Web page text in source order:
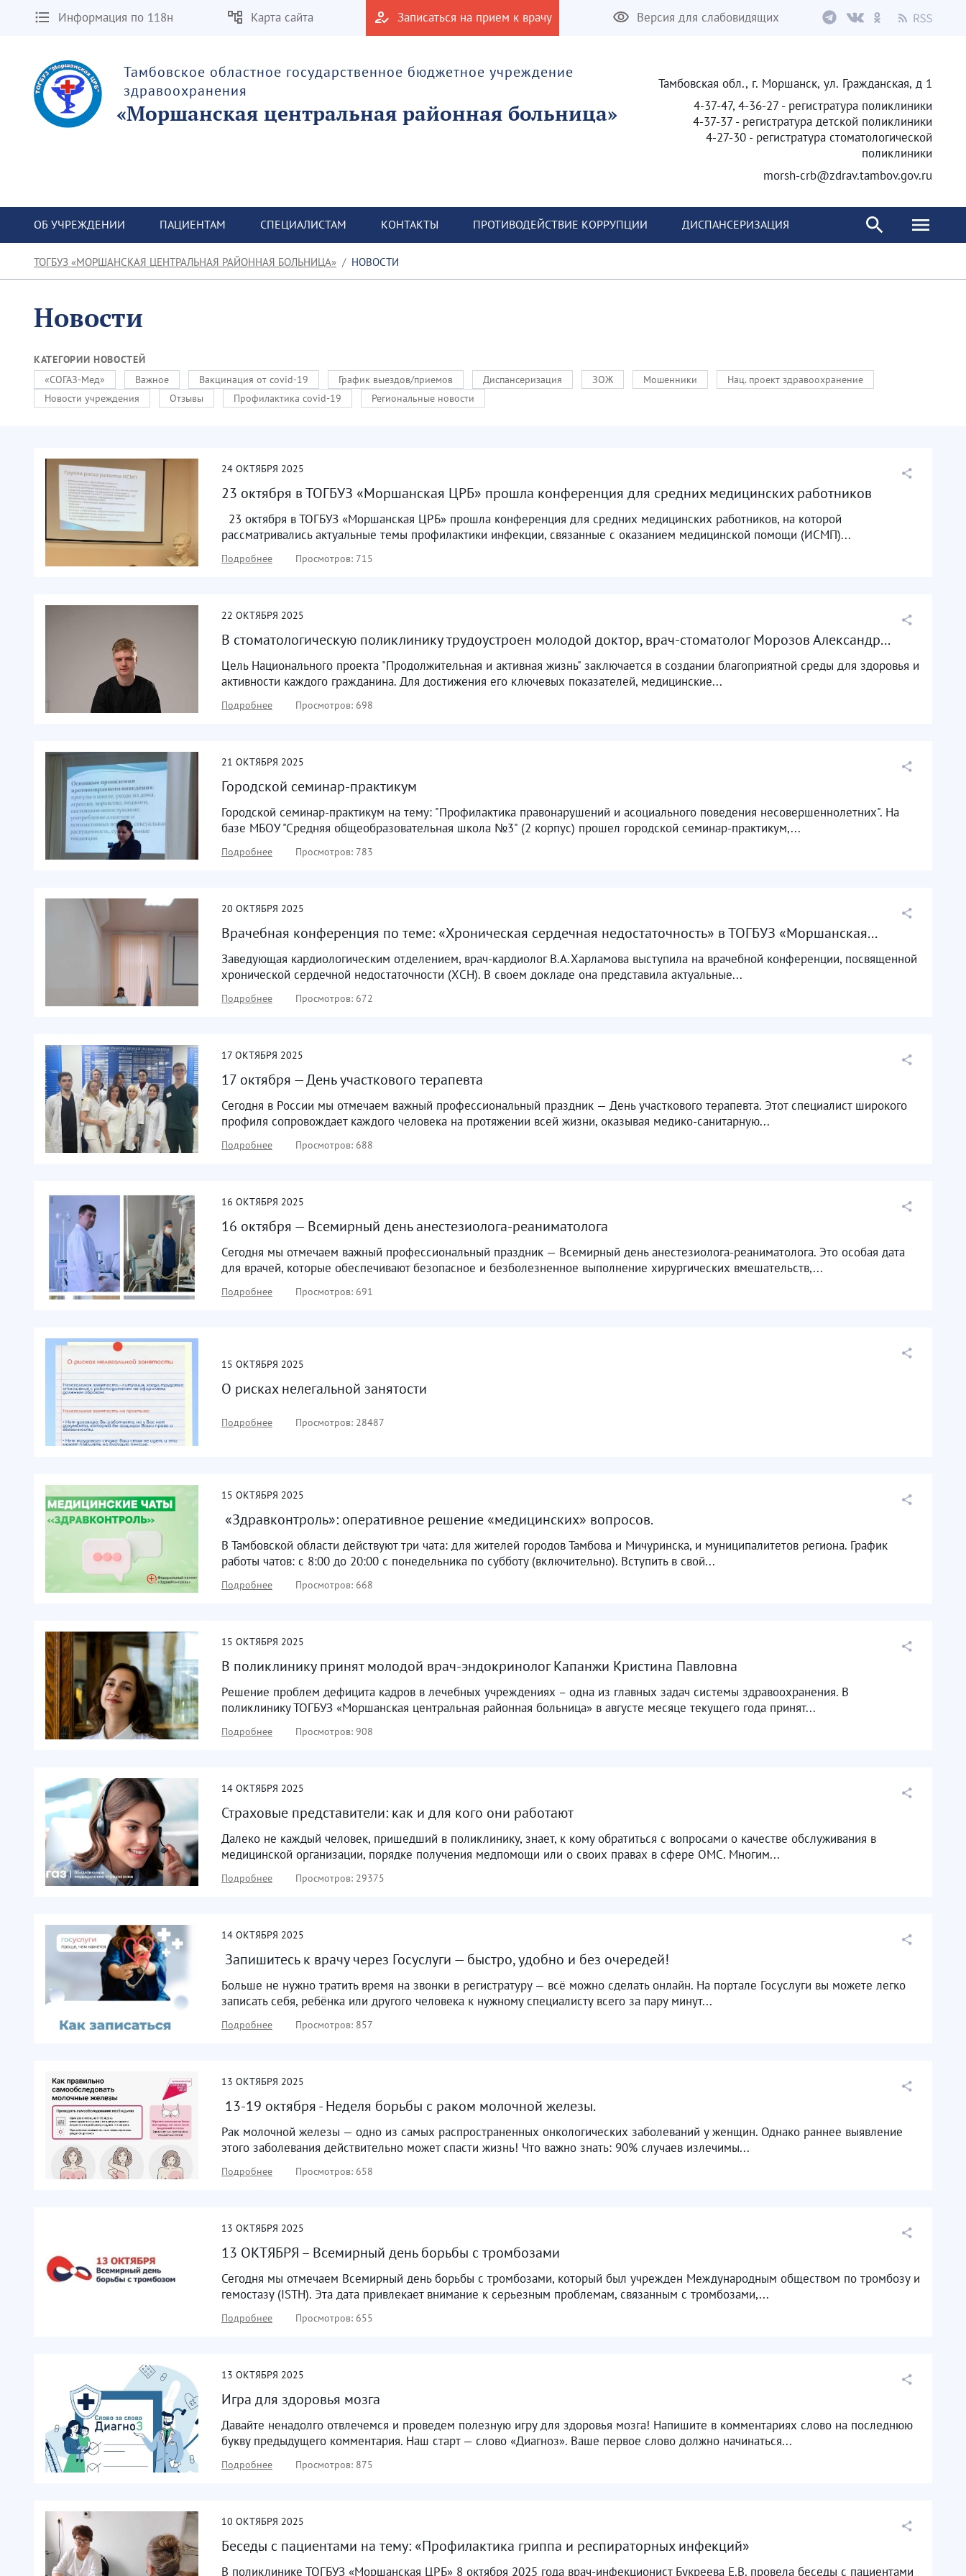
Информация по 118н Карта сайта Записаться на прием к врачу Версия для слабовидящих
Тамбовское областное государственное бюджетное учреждение
здравоохранения
«Моршанская центральная районная больница»
Тамбовская обл., г. Моршанск, ул. Гражданская, д 1
4-37-47, 4-36-27 - регистратура поликлиники
4-37-37 - регистратура детской поликлиники
4-27-30 - регистратура стоматологической
поликлиники
morsh-crb@zdrav.tambov.gov.ru
ОБ УЧРЕЖДЕНИИ ПАЦИЕНТАМ СПЕЦИАЛИСТАМ КОНТАКТЫ ПРОТИВОДЕЙСТВИЕ КОРРУПЦИИ ДИСПАНСЕРИЗАЦИЯ
ТОГБУЗ «МОРШАНСКАЯ ЦЕНТРАЛЬНАЯ РАЙОННАЯ БОЛЬНИЦА» НОВОСТИ
Новости
КАТЕГОРИИ НОВОСТЕЙ
«СОГАЗ-Мед»
Важное Вакцинация от covid-19 График выездов/приемов Диспансеризация ЗОЖ Мошенники
Нац. проект здравоохранение
Новости учреждения
Отзывы Профилактика covid-19 Региональные новости
24 ОКТЯБРЯ 2025
23 октября в ТОГБУЗ «Моршанская ЦРБ» прошла конференция для средних медицинских работников
23 октября в ТОГБУЗ «Моршанская ЦРБ» прошла конференция для средних медицинских работников, на которой
рассматривались актуальные темы профилактики инфекции, связанные с оказанием медицинской помощи (ИСМП)...
Подробнее Просмотров: 715
22 ОКТЯБРЯ 2025
В стоматологическую поликлинику трудоустроен молодой доктор, врач-стоматолог Морозов Александр...
Цель Национального проекта "Продолжительная и активная жизнь" заключается в создании благоприятной среды для здоровья и
активности каждого гражданина. Для достижения его ключевых показателей, медицинские...
Подробнее Просмотров: 698
21 ОКТЯБРЯ 2025
Городской семинар-практикум
Городской семинар-практикум на тему: "Профилактика правонарушений и асоциального поведения несовершеннолетних". На
базе МБОУ "Средняя общеобразовательная школа №3" (2 корпус) прошел городской семинар-практикум,...
Подробнее Просмотров: 783
20 ОКТЯБРЯ 2025
Врачебная конференция по теме: «Хроническая сердечная недостаточность» в ТОГБУЗ «Моршанская...
Заведующая кардиологическим отделением, врач-кардиолог В.А.Харламова выступила на врачебной конференции, посвященной
хронической сердечной недостаточности (ХСН). В своем докладе она представила актуальные...
Подробнее Просмотров: 672
17 ОКТЯБРЯ 2025
17 октября — День участкового терапевта
Сегодня в России мы отмечаем важный профессиональный праздник — День участкового терапевта. Этот специалист широкого
профиля сопровождает каждого человека на протяжении всей жизни, оказывая медико-санитарную...
Подробнее Просмотров: 688
16 ОКТЯБРЯ 2025
16 октября — Всемирный день анестезиолога-реаниматолога
Сегодня мы отмечаем важный профессиональный праздник — Всемирный день анестезиолога-реаниматолога. Это особая дата
для врачей, которые обеспечивают безопасное и безболезненное выполнение хирургических вмешательств,...
Подробнее Просмотров: 691
15 ОКТЯБРЯ 2025
О рисках нелегальной занятости
Подробнее Просмотров: 28487
15 ОКТЯБРЯ 2025
​ «Здравконтроль»: оперативное решение «медицинских» вопросов. ​
В Тамбовской области действуют три чата: для жителей городов Тамбова и Мичуринска, и муниципалитетов региона. График
работы чатов: с 8:00 до 20:00 с понедельника по субботу (включительно). Вступить в свой...
Подробнее Просмотров: 668
15 ОКТЯБРЯ 2025
В поликлинику принят молодой врач-эндокринолог Капанжи Кристина Павловна
Решение проблем дефицита кадров в лечебных учреждениях – одна из главных задач системы здравоохранения. В
поликлинику ТОГБУЗ «Моршанская центральная районная больница» в августе месяце текущего года принят...
Подробнее Просмотров: 908
14 ОКТЯБРЯ 2025
Страховые представители: как и для кого они работают
Далеко не каждый человек, пришедший в поликлинику, знает, к кому обратиться с вопросами о качестве обслуживания в
медицинской организации, порядке получения медпомощи или о своих правах в сфере ОМС. Многим...
Подробнее Просмотров: 29375
14 ОКТЯБРЯ 2025
​ Запишитесь к врачу через Госуслуги — быстро, удобно и без очередей! ​
Больше не нужно тратить время на звонки в регистратуру — всё можно сделать онлайн. На портале Госуслуги вы можете легко
записать себя, ребёнка или другого человека к нужному специалисту всего за пару минут...
Подробнее Просмотров: 857
13 ОКТЯБРЯ 2025
​ 13-19 октября - Неделя борьбы с раком молочной железы. ​
Рак молочной железы — одно из самых распространенных онкологических заболеваний у женщин. Однако раннее выявление
этого заболевания действительно может спасти жизнь! Что важно знать: 90% случаев излечимы...
Подробнее Просмотров: 658
13 ОКТЯБРЯ 2025
13 ОКТЯБРЯ – Всемирный день борьбы с тромбозами ​
Сегодня мы отмечаем Всемирный день борьбы с тромбозами, который был учрежден Международным обществом по тромбозу и
гемостазу (ISTH). Эта дата привлекает внимание к серьезным проблемам, связанным с тромбозами,...
Подробнее Просмотров: 655
13 ОКТЯБРЯ 2025
Игра для здоровья мозга
Давайте ненадолго отвлечемся и проведем полезную игру для здоровья мозга! Напишите в комментариях слово на последнюю
букву предыдущего комментария. Наш старт — слово «Диагноз». Ваше первое слово должно начинаться...
Подробнее Просмотров: 875
10 ОКТЯБРЯ 2025
Беседы с пациентами на тему: «Профилактика гриппа и респираторных инфекций»
В поликлинике ТОГБУЗ «Моршанская ЦРБ» 8 октября 2025 года врач-инфекционист Букреева Е.В. провела беседы с пациентами